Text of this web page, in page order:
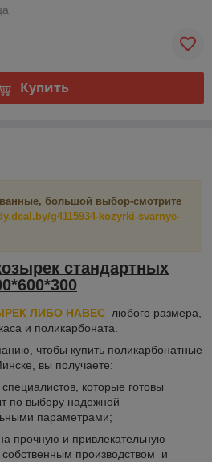
Купить
большой выбор-смотрите
g4115934-kozyrki-svarnye-
стандартных
ЛИБО НАВЕС любого размера,
и поликарбоната.
чтобы купить поликарбонатные
вы получаете:
которые готовы
по выбору надежной
параметрами;
прочную и привлекательную
производством и